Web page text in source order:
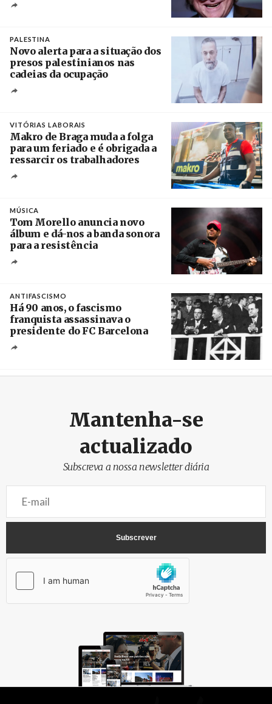
PALESTINA
Novo alerta para a situação dos
presos palestinianos nas
cadeias da ocupação
VITÓRIAS LABORAIS
Makro de Braga muda a folga
para um feriado e é obrigada a
ressarcir os trabalhadores
MÚSICA
Tom Morello anuncia novo
álbum e dá-nos a banda sonora
para a resistência
ANTIFASCISMO
Há 90 anos, o fascismo
franquista assassinava o
presidente do FC Barcelona
Mantenha-se
actualizado
Subscreva a nossa newsletter diária